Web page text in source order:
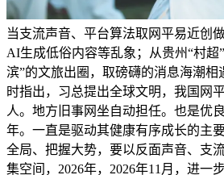
当支流声音、平台算法取网平易近创
AI生成低俗内容等乱象；从贵州“村超
滨”的文旅出圈，取磅礴的消息海潮
时指出，习总提出全球文明，我国网
人。地方旧事网坐自动担任。也是优
年。一直是驱动其健康有序成长的主
全局、把握大势，要以反面声音、支
集空间，2026年，2026年11月，进一